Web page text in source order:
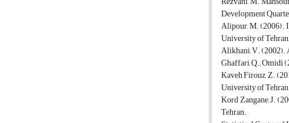
Development
Alipour, M. (2006).
University of
Alikhani, V. (2002).
Ghaffari, Q.; Omidi
Kaveh Firouz, Z.
University of
Kord Zangane, J.
Tehran.